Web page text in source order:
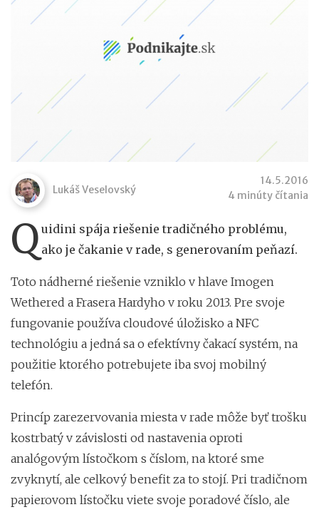
Lukáš Veselovský
14.5.2016
4 minúty čítania
Q uidini spája riešenie tradičného problému,
ako je čakanie v rade, s generovaním peňazí.
Toto nádherné riešenie vzniklo v hlave Imogen
Wethered a Frasera Hardyho v roku 2013. Pre svoje
fungovanie používa cloudové úložisko a NFC
technológiu a jedná sa o efektívny čakací systém, na
použitie ktorého potrebujete iba svoj mobilný
telefón.
Princíp zarezervovania miesta v rade môže byť trošku
kostrbatý v závislosti od nastavenia oproti
analógovým lístočkom s číslom, na ktoré sme
zvyknytí, ale celkový benefit za to stojí. Pri tradičnom
papierovom lístočku viete svoje poradové číslo, ale